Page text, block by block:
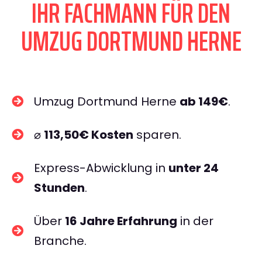
IHR FACHMANN FÜR DEN
UMZUG DORTMUND HERNE
Umzug Dortmund Herne ab 149€.
⌀ 113,50€ Kosten sparen.
Express-Abwicklung in unter 24
Stunden.
Über 16 Jahre Erfahrung in der
Branche.